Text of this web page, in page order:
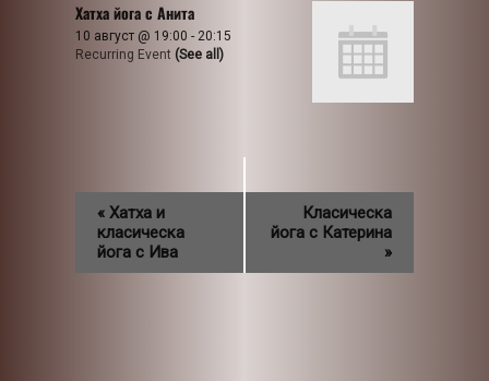
Хатха йога с Анита
10 август @ 19:00 - 20:15
Recurring Event (See all)
« Хатха и
класическа
йога с Ива
Класическа
йога с Катерина
»